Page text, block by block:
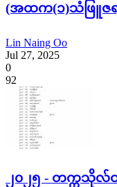
(အထက(၁)သံဖြူဇရ
Lin Naing Oo
Jul 27, 2025
0
92
၂၀၂၅ - တက္ကသိုလ်ဝ